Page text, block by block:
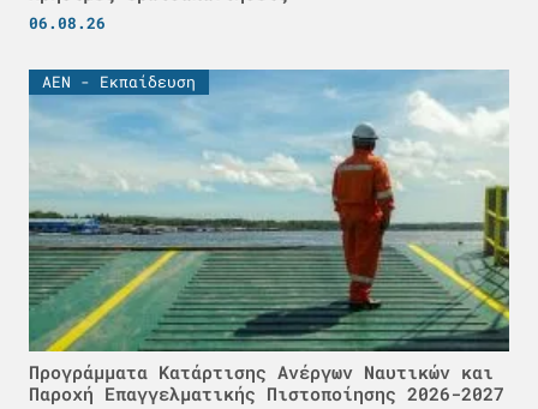
06.08.26
ΑΕΝ - Εκπαίδευση
Προγράμματα Κατάρτισης Ανέργων Ναυτικών και
Παροχή Επαγγελματικής Πιστοποίησης 2026-2027